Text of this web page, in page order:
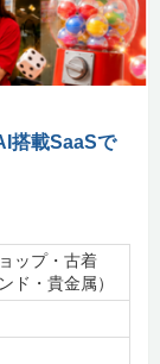
搭載SaaSで
ップ・古着
ド・貴金属）